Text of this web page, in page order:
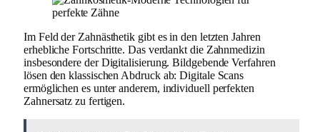
Im Feld der Zahnästhetik gibt es in den letzten Jahren
erhebliche Fortschritte. Das verdankt die Zahnmedizin
insbesondere der Digitalisierung. Bildgebende Verfahren
lösen den klassischen Abdruck ab: Digitale Scans
ermöglichen es unter anderem, individuell perfekten
Zahnersatz zu fertigen.